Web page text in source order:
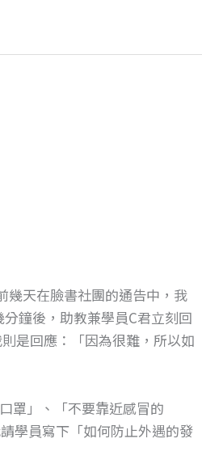
幾天在臉書社團的通告中，我
鐘後，助教兼學員C君立刻回
回應：「因為很難，所以如
罩」、「不要靠近感冒的
學員寫下「如何防止外遇的發